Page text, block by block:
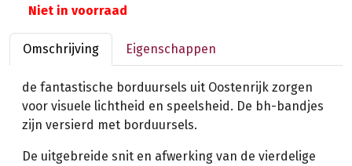
Niet in voorraad
Omschrijving Eigenschappen
de fantastische borduursels uit Oostenrijk zorgen
voor visuele lichtheid en speelsheid. De bh-bandjes
zijn versierd met borduursels.
De uitgebreide snit en afwerking van de vierdelige